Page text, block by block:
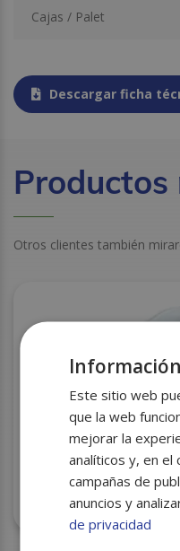
Cajas / Palet
Descargar ficha
Productos
Otros clientes también
BANDEJA CORCHO
Este sitio web
que la web
mejorar la
analíticos y, en el
campañas de
anuncios y
de privacidad